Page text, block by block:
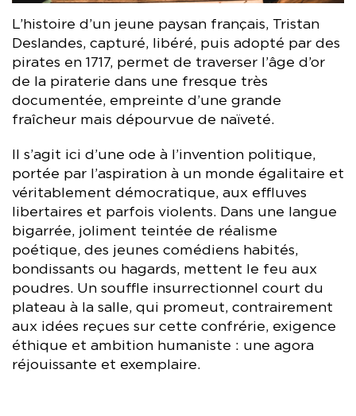
L’histoire d’un jeune paysan français, Tristan
Deslandes, capturé, libéré, puis adopté par des
pirates en 1717, permet de traverser l’âge d’or
de la piraterie dans une fresque très
documentée, empreinte d’une grande
fraîcheur mais dépourvue de naïveté.
Il s’agit ici d’une ode à l’invention politique,
portée par l’aspiration à un monde égalitaire et
véritablement démocratique, aux effluves
libertaires et parfois violents. Dans une langue
bigarrée, joliment teintée de réalisme
poétique, des jeunes comédiens habités,
bondissants ou hagards, mettent le feu aux
poudres. Un souffle insurrectionnel court du
plateau à la salle, qui promeut, contrairement
aux idées reçues sur cette confrérie, exigence
éthique et ambition humaniste : une agora
réjouissante et exemplaire.